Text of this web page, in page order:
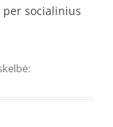
socialinius